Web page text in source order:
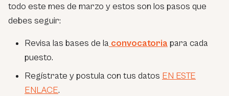
todo este mes de marzo y estos son los pasos que
debes seguir:
Revisa las bases de la convocatoria para cada
puesto.
Regístrate y postula con tus datos EN ESTE
ENLACE.